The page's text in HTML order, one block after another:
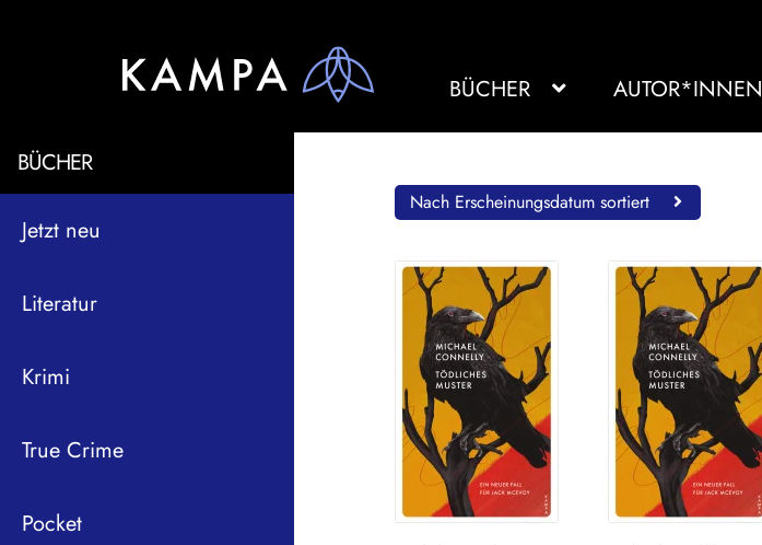
BÜCHER AUTOR*INNEN
BÜCHER
Jetzt neu
Literatur
Krimi
True Crime
Pocket
Nach Erscheinungsdatum sortiert